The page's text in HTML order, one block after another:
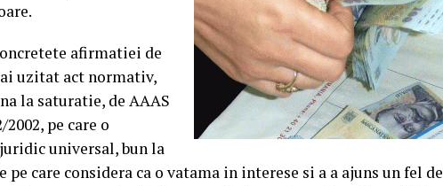
afirmatiei de
uzitat act normativ,
la saturatie, de AAAS
pe care o
universal, bun la
care considera ca o vatama in interese si a a ajuns un fel de